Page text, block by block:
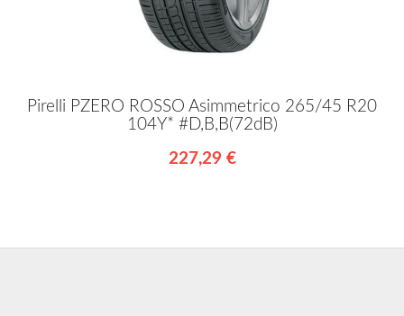
Pirelli PZERO ROSSO Asimmetrico 265/45 R20
104Y* #D,B,B(72dB)
227,29 €